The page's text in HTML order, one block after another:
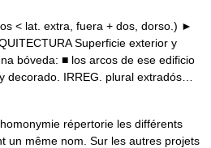
< lat. extra, fuera + dos, dorso.) ►
Superficie exterior y
bóveda: ■ los arcos de ese edificio
decorado. IRREG. plural extradós…
répertorie les différents
un même nom. Sur les autres projets